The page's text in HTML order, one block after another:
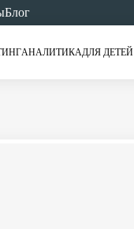
Блог
АНАЛИТИКАДЛЯ ДЕТЕЙ